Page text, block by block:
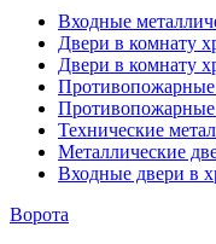
Входные
Двери в комнату
Двери в комнату
Противопожарные
Технические
Металлические
Входные двери в
Ворота